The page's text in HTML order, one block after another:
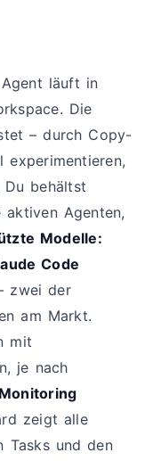
läuft in
Die
– durch Copy-
experimentieren,
behältst
Agenten,
Modelle:
Code
zwei der
am Markt.
mit
je nach
zeigt alle
Tasks und den